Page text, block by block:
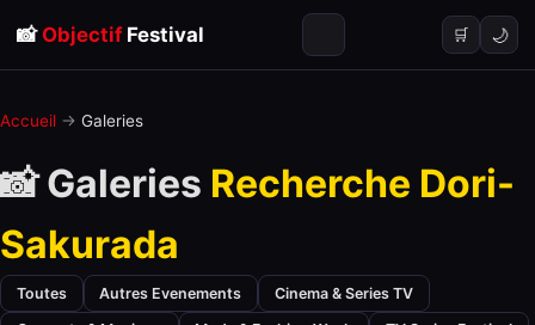
📸 ObjectifFestival 🛒 🌙
Accueil → Galeries
📸 Galeries Recherche Dori-
Sakurada
Toutes Autres Evenements Cinema & Series TV